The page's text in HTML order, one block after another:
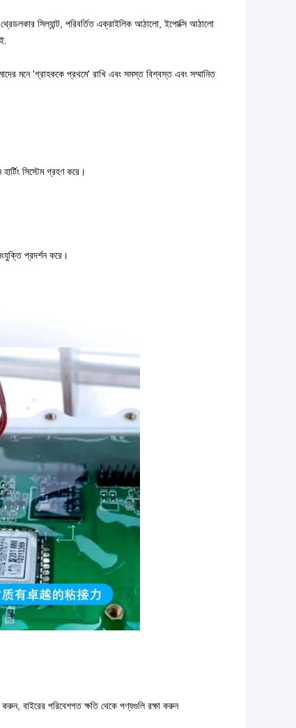
সিল্যান্ট, পরিবর্তিত এক্রাইলিক আঠালো, ইপোক্সি আঠালো
মনে 'গ্রাহককে প্রথমে' রাখি এবং সমস্ত বিশ্বস্ত এবং সম্মানিত
সিস্টেম গ্রহণ করে।
প্রদর্শন করে।
বাইরের পরিবেশগত ক্ষতি থেকে পণ্যগুলি রক্ষা করুন